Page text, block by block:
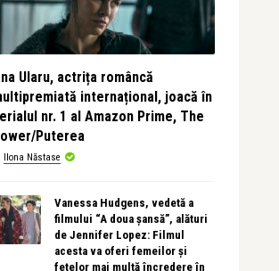
Ularu, actrița româncă
internațional, joacă în
nr. 1 al Amazon Prime, The
Puterea
Ilona Năstase
Vanessa Hudgens, vedetă a
filmului “A doua șansă”, alături
de Jennifer Lopez: Filmul
acesta va oferi femeilor și
fetelor mai multă încredere în